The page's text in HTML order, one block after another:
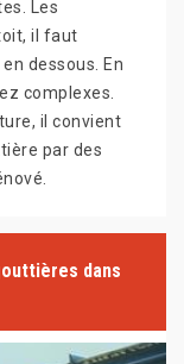
Les
il faut
dessous. En
complexes.
il convient
par des
dans